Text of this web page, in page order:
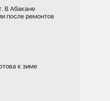
В Абакане
после ремонтов
к зиме